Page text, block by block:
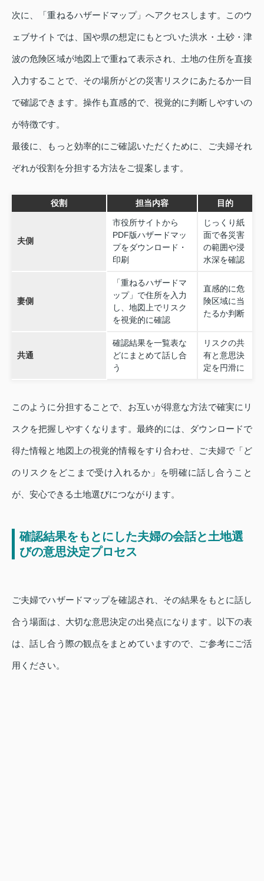
次に、「重ねるハザードマップ」へアクセスします。このウ
ェブサイトでは、国や県の想定にもとづいた洪水・土砂・津
波の危険区域が地図上で重ねて表示され、土地の住所を直接
入力することで、その場所がどの災害リスクにあたるか一目
で確認できます。操作も直感的で、視覚的に判断しやすいの
が特徴です。
最後に、もっと効率的にご確認いただくために、ご夫婦それ
ぞれが役割を分担する方法をご提案します。
役割 担当内容 目的
夫側
市役所サイトから
PDF版ハザードマッ
プをダウンロード・
印刷
じっくり紙
面で各災害
の範囲や浸
水深を確認
妻側
「重ねるハザードマ
ップ」で住所を入力
し、地図上でリスク
を視覚的に確認
直感的に危
険区域に当
たるか判断
共通
確認結果を一覧表な
どにまとめて話し合
う
リスクの共
有と意思決
定を円滑に
このように分担することで、お互いが得意な方法で確実にリ
スクを把握しやすくなります。最終的には、ダウンロードで
得た情報と地図上の視覚的情報をすり合わせ、ご夫婦で「ど
のリスクをどこまで受け入れるか」を明確に話し合うこと
が、安心できる土地選びにつながります。
確認結果をもとにした夫婦の会話と土地選
びの意思決定プロセス
ご夫婦でハザードマップを確認され、その結果をもとに話し
合う場面は、大切な意思決定の出発点になります。以下の表
は、話し合う際の観点をまとめていますので、ご参考にご活
用ください。